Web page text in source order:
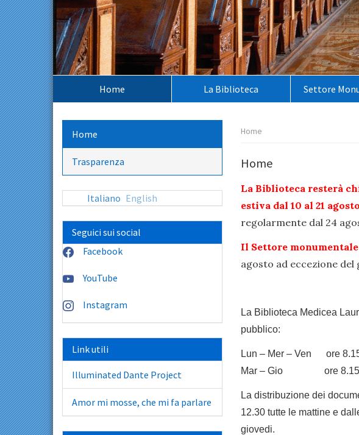
Menù
inferiore
Menù
principale:
Home La Biblioteca Settore
Percorso
Home
Home
La Biblioteca resterà
estiva dal 10 al 21
regolarmente dal 24
Il Settore monumentale
agosto ad eccezione del
La Biblioteca Medicea
pubblico:
Lun – Mer – Ven ore
Mar – Gio ore 8.15
La distribuzione dei
12.30 tutte le mattine e
giovedi.
Home
Trasparenza
Italiano English
Seguici sui social
Facebook
YouTube
Instagram
Link utili
Illuminated Dante Project
Amor mi mosse, che mi fa parlare